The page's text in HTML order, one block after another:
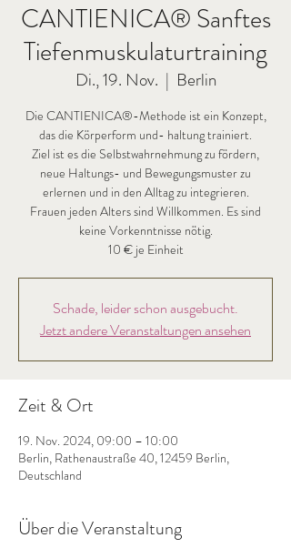
CANTIENICA® Sanftes
Tiefenmuskulaturtraining
Di., 19. Nov.
  |
Berlin
Die CANTIENICA®-Methode ist ein Konzept,
das die Körperform und- haltung trainiert.
Ziel ist es die Selbstwahrnehmung zu fördern,
neue Haltungs- und Bewegungsmuster zu
erlernen und in den Alltag zu integrieren.
Frauen jeden Alters sind Willkommen. Es sind
keine Vorkenntnisse nötig.
Schade, leider schon ausgebucht.
Jetzt andere Veranstaltungen ansehen
Zeit & Ort
19. Nov. 2024, 09:00 – 10:00
Berlin, Rathenaustraße 40, 12459 Berlin,
Deutschland
Über die Veranstaltung